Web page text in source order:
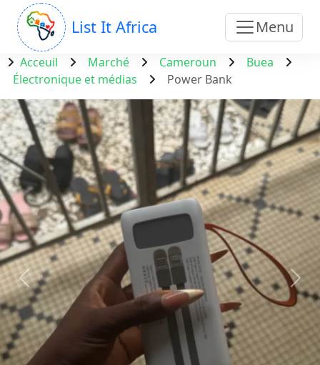
List It Africa Menu
Acceuil Marché Cameroun
Buea
Électronique et médias
Power Bank